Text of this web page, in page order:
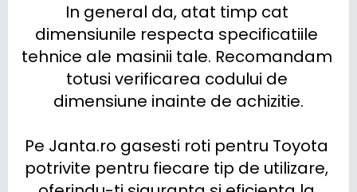
In general da, atat timp cat
dimensiunile respecta specificatiile
tehnice ale masinii tale. Recomandam
totusi verificarea codului de
dimensiune inainte de achizitie.
Pe Janta.ro gasesti roti pentru Toyota
potrivite pentru fiecare tip de utilizare,